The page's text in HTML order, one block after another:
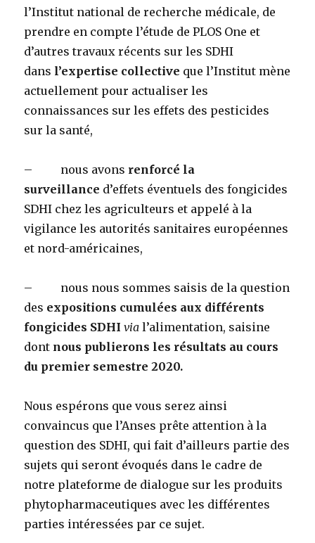
l’Institut national de recherche médicale, de
prendre en compte l’étude de PLOS One et
d’autres travaux récents sur les SDHI
dans l’expertise collective que l’Institut mène
actuellement pour actualiser les
connaissances sur les effets des pesticides
sur la santé,
– nous avons renforcé la
surveillance d’effets éventuels des fongicides
SDHI chez les agriculteurs et appelé à la
vigilance les autorités sanitaires européennes
et nord-américaines,
– nous nous sommes saisis de la question
des expositions cumulées aux différents
fongicides SDHI vial’alimentation, saisine
dont nous publierons les résultats au cours
du premier semestre 2020.
Nous espérons que vous serez ainsi
convaincus que l’Anses prête attention à la
question des SDHI, qui fait d’ailleurs partie des
sujets qui seront évoqués dans le cadre de
notre plateforme de dialogue sur les produits
phytopharmaceutiques avec les différentes
parties intéressées par ce sujet.